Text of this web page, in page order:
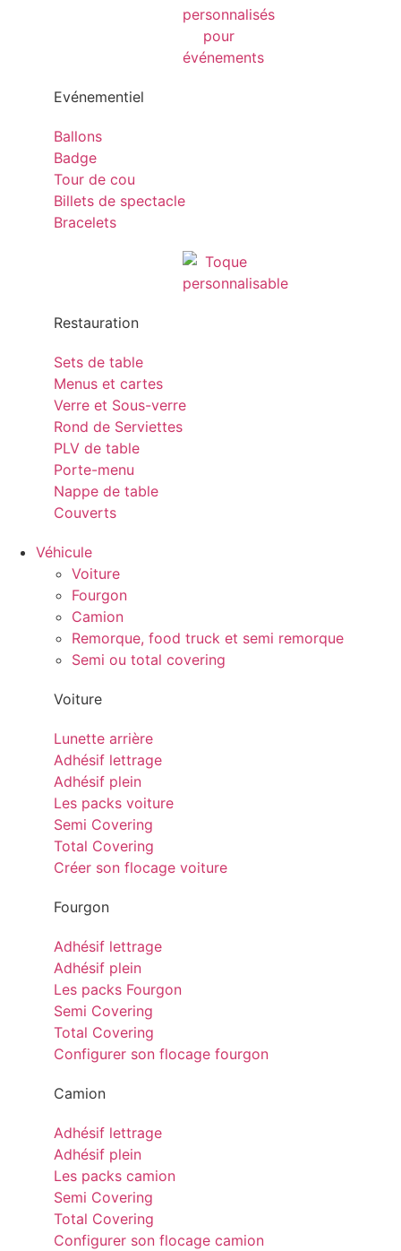
Evénementiel
Ballons
Badge
Tour de cou
Billets de spectacle
Bracelets
Restauration
Sets de table
Menus et cartes
Verre et Sous-verre
Rond de Serviettes
PLV de table
Porte-menu
Nappe de table
Couverts
Véhicule
Voiture
Fourgon
Camion
Remorque, food truck et semi remorque
Semi ou total covering
Voiture
Lunette arrière
Adhésif lettrage
Adhésif plein
Les packs voiture
Semi Covering
Total Covering
Créer son flocage voiture
Fourgon
Adhésif lettrage
Adhésif plein
Les packs Fourgon
Semi Covering
Total Covering
Configurer son flocage fourgon
Camion
Adhésif lettrage
Adhésif plein
Les packs camion
Semi Covering
Total Covering
Configurer son flocage camion